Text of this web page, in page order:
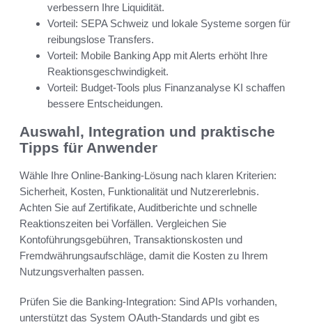
verbessern Ihre Liquidität.
Vorteil: SEPA Schweiz und lokale Systeme sorgen für
reibungslose Transfers.
Vorteil: Mobile Banking App mit Alerts erhöht Ihre
Reaktionsgeschwindigkeit.
Vorteil: Budget-Tools plus Finanzanalyse KI schaffen
bessere Entscheidungen.
Auswahl, Integration und praktische
Tipps für Anwender
Wähle Ihre Online-Banking-Lösung nach klaren Kriterien:
Sicherheit, Kosten, Funktionalität und Nutzererlebnis.
Achten Sie auf Zertifikate, Auditberichte und schnelle
Reaktionszeiten bei Vorfällen. Vergleichen Sie
Kontoführungsgebühren, Transaktionskosten und
Fremdwährungsaufschläge, damit die Kosten zu Ihrem
Nutzungsverhalten passen.
Prüfen Sie die Banking-Integration: Sind APIs vorhanden,
unterstützt das System OAuth-Standards und gibt es